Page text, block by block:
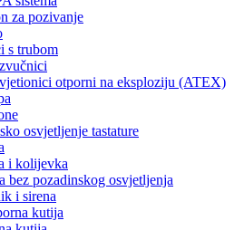
za pozivanje
s trubom
otporni na eksploziju (ATEX)
osvjetljenje tastature
i kolijevka
bez pozadinskog osvjetljenja
i sirena
kutija